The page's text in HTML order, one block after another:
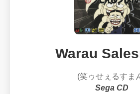
Warau
(笑ゥせぇるすま
Sega CD